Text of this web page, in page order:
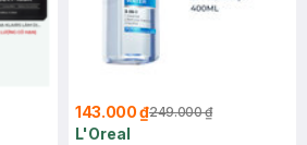
143.000 ₫249.000 ₫
L'Oreal